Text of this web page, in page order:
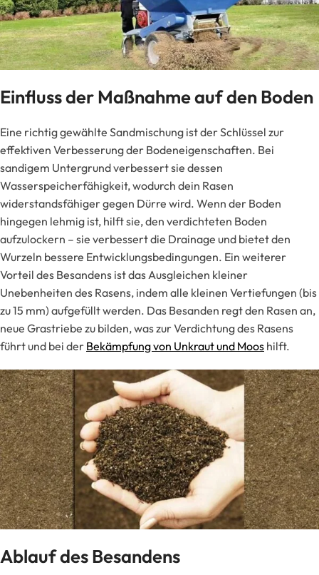
Einfluss der Maßnahme auf den Boden
Eine richtig gewählte Sandmischung ist der Schlüssel zur
effektiven Verbesserung der Bodeneigenschaften. Bei
sandigem Untergrund verbessert sie dessen
Wasserspeicherfähigkeit, wodurch dein Rasen
widerstandsfähiger gegen Dürre wird. Wenn der Boden
hingegen lehmig ist, hilft sie, den verdichteten Boden
aufzulockern – sie verbessert die Drainage und bietet den
Wurzeln bessere Entwicklungsbedingungen. Ein weiterer
Vorteil des Besandens ist das Ausgleichen kleiner
Unebenheiten des Rasens, indem alle kleinen Vertiefungen (bis
zu 15 mm) aufgefüllt werden. Das Besanden regt den Rasen an,
neue Grastriebe zu bilden, was zur Verdichtung des Rasens
führt und bei der Bekämpfung von Unkraut und Moos hilft.
Ablauf des Besandens